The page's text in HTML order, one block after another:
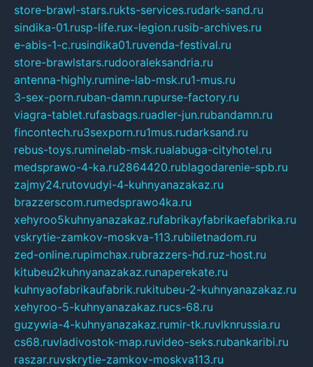
store-brawl-stars.rukts-services.rudark-sand.ru
sindika-01.rusp-life.rux-legion.rusib-archives.ru
e-abis-1-c.rusindika01.ruvenda-festival.ru
store-brawlstars.rudooraleksandria.ru
antenna-highly.rumine-lab-msk.ru1-mus.ru
3-sex-porn.ruban-damn.rupurse-factory.ru
viagra-tablet.rufasbags.ruadler-jun.rubandamn.ru
fincontech.ru3sexporn.ru1mus.rudarksand.ru
rebus-toys.ruminelab-msk.rualabuga-cityhotel.ru
medsprawo-4-ka.ru2864420.rublagodarenie-spb.ru
zajmy24.rutovudyi-4-kuhnyanazakaz.ru
brazzerscom.rumedsprawo4ka.ru
xehyroo5kuhnyanazakaz.rufabrikayfabrikaefabrika.ru
vskrytie-zamkov-moskva-113.rubiletnadom.ru
zed-online.rupimchax.rubrazzers-hd.ruz-host.ru
kitubeu2kuhnyanazakaz.runaperekate.ru
kuhnyaofabrikaufabrik.rukitubeu-2-kuhnyanazakaz.ru
xehyroo-5-kuhnyanazakaz.rucs-68.ru
guzywia-4-kuhnyanazakaz.rumir-tk.ruvlknrussia.ru
cs68.ruvladivostok-map.ruvideo-seks.rubankaribi.ru
raszar.ruvskrytie-zamkov-moskva113.ru